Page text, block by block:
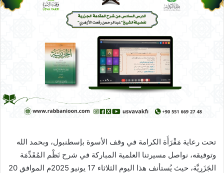
تحت رعاية مَقْرَأَة الكرامة في وقف الأسوة بإسطنبول، وبحمد الله
وتوفيقه، نواصل مسيرتنا العلمية المباركة في شرح نَظْم المُقَدِّمَة
الجَزَرِيَّة، حيث يُستأنف هذا اليوم الثلاثاء 17 يونيو 2025م الموافق 20